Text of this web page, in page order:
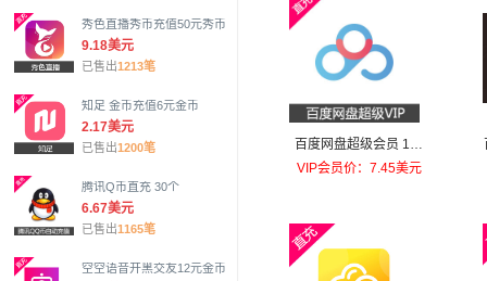
秀色直播秀币充值50元秀币
9.18美元
已售出1213笔
知足 金币充值6元金币
2.17美元
已售出1200笔
腾讯Q币直充 30个
6.67美元
已售出1165笔
空空语音开黑交友12元金币
百度网盘超级会员 1个
月官方在线直充
VIP会员价：7.45美元